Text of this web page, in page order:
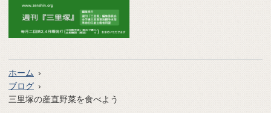
ホーム
ブログ
三里塚の産直野菜を食べよう